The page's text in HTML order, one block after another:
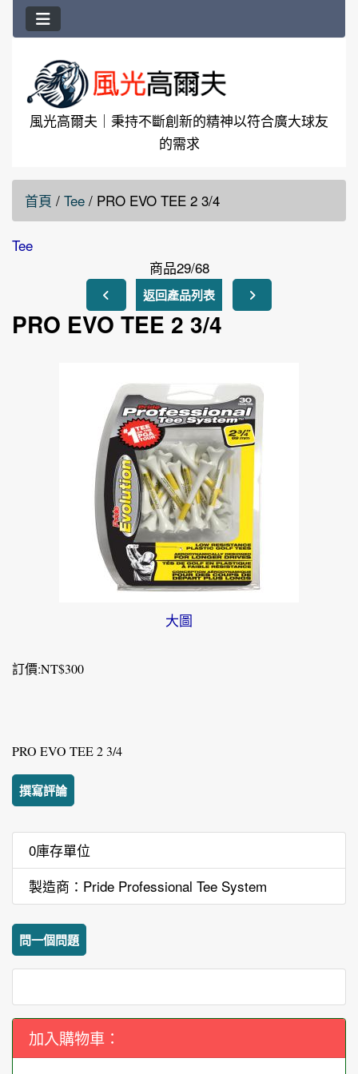
風光高爾夫｜秉持不斷創新的精神以符合廣大球友
的需求
首頁 / Tee / PRO EVO TEE 2 3/4
Tee
商品29/68
返回產品列表
PRO EVO TEE 2 3/4
大圖
訂價:NT$300
PRO EVO TEE 2 3/4
撰寫評論
0庫存單位
製造商：Pride Professional Tee System
問一個問題
加入購物車：